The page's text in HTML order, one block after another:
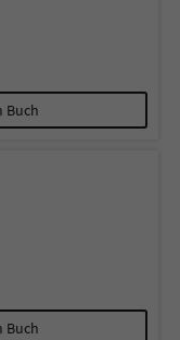
Buch
Buch